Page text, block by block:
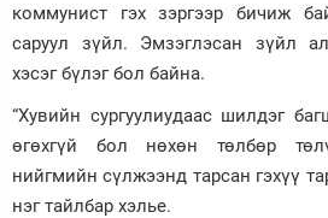
коммунист гэх зэргээр бичиж
саруул зүйл. Эмзэглэсан зүйл
хэсэг бүлэг бол байна.
“Хувийн сургуулиудаас шилдэг
өгөхгүй бол нөхөн төлбөр
нийгмийн сүлжээнд тарсан гэхүү
нэг тайлбар хэлье.